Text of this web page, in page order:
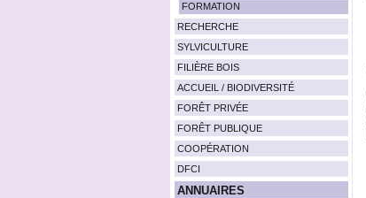
FORMATION
RECHERCHE
SYLVICULTURE
FILIÈRE BOIS
ACCUEIL / BIODIVERSITÉ
FORÊT PRIVÉE
FORÊT PUBLIQUE
COOPÉRATION
DFCI
ANNUAIRES